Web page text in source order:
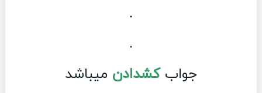
.
.
جوابکشدادن میباشد